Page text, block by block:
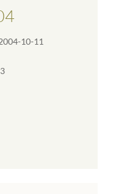
10-11